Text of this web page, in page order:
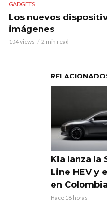
GADGETS
Los nuevos
imágenes
104 views 2 min read
Kia lanza la
Line HEV y
en Colombia
Hace 18 horas